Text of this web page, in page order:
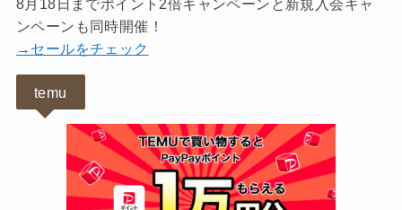
8月18日までポイント2倍キャンペーンと新規入会キャ
ンペーンも同時開催！
→セールをチェック
temu